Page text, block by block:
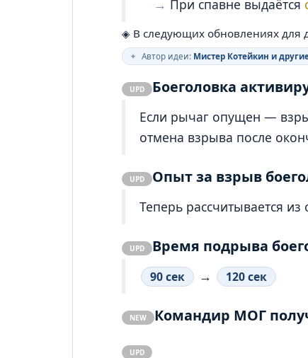
При спавне выдаётся
◈ В следующих обновлениях для
✦ Автор идеи: Мистер Котейкин и
UPD Боеголовка
Если рычаг опущен —
отмена взрыва после
UPD Опыт за взрыв
Теперь рассчитывается
UPD Время подрыва
90 сек → 120 сек
NEW Командир МОГ
UPD